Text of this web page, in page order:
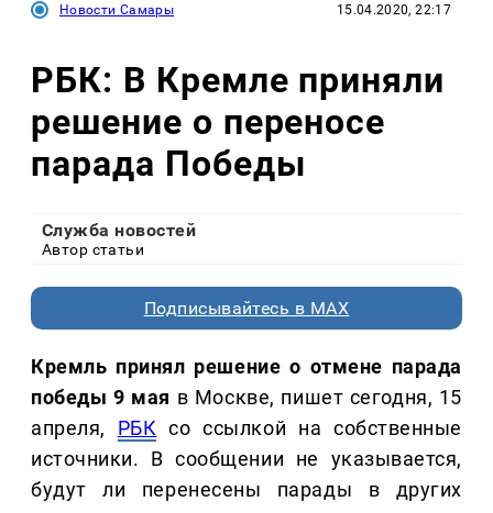
Новости Самары 15.04.2020, 22:17
РБК: В Кремле приняли
решение о переносе
парада Победы
Служба новостей
Автор статьи
Подписывайтесь в MAX
Кремль принял решение о отмене парада
победы 9 мая в Москве, пишет сегодня, 15
апреля, РБК со ссылкой на собственные
источники. В сообщении не указывается,
будут ли перенесены парады в других